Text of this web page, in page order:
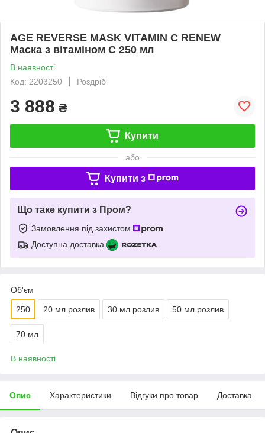
AGE REVERSE MASK VITAMIN C RENEW
Маска з вітаміном С 250 мл
В наявності
Код: 2203250
Роздріб
3 888 ₴
Купити
або
Купити з
Що таке купити з Пром?
Замовлення під захистом
Доступна доставка
Об'єм
250 20 мл розлив 30 мл розлив 50 мл розлив
70 мл
В наявності
Опис Характеристики Відгуки про товар Доставка